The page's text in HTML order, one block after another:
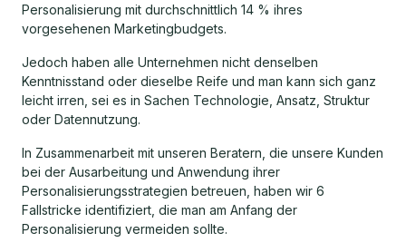
Personalisierung mit durchschnittlich 14 % ihres
vorgesehenen Marketingbudgets.
Jedoch haben alle Unternehmen nicht denselben
Kenntnisstand oder dieselbe Reife und man kann sich ganz
leicht irren, sei es in Sachen Technologie, Ansatz, Struktur
oder Datennutzung.
In Zusammenarbeit mit unseren Beratern, die unsere Kunden
bei der Ausarbeitung und Anwendung ihrer
Personalisierungsstrategien betreuen, haben wir 6
Fallstricke identifiziert, die man am Anfang der
Personalisierung vermeiden sollte.